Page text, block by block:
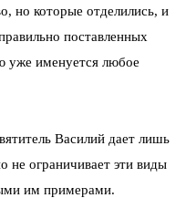
но которые отделились, и
поставленных
уже именуется любое
Василий дает лишь
не ограничивает эти виды
им примерами.